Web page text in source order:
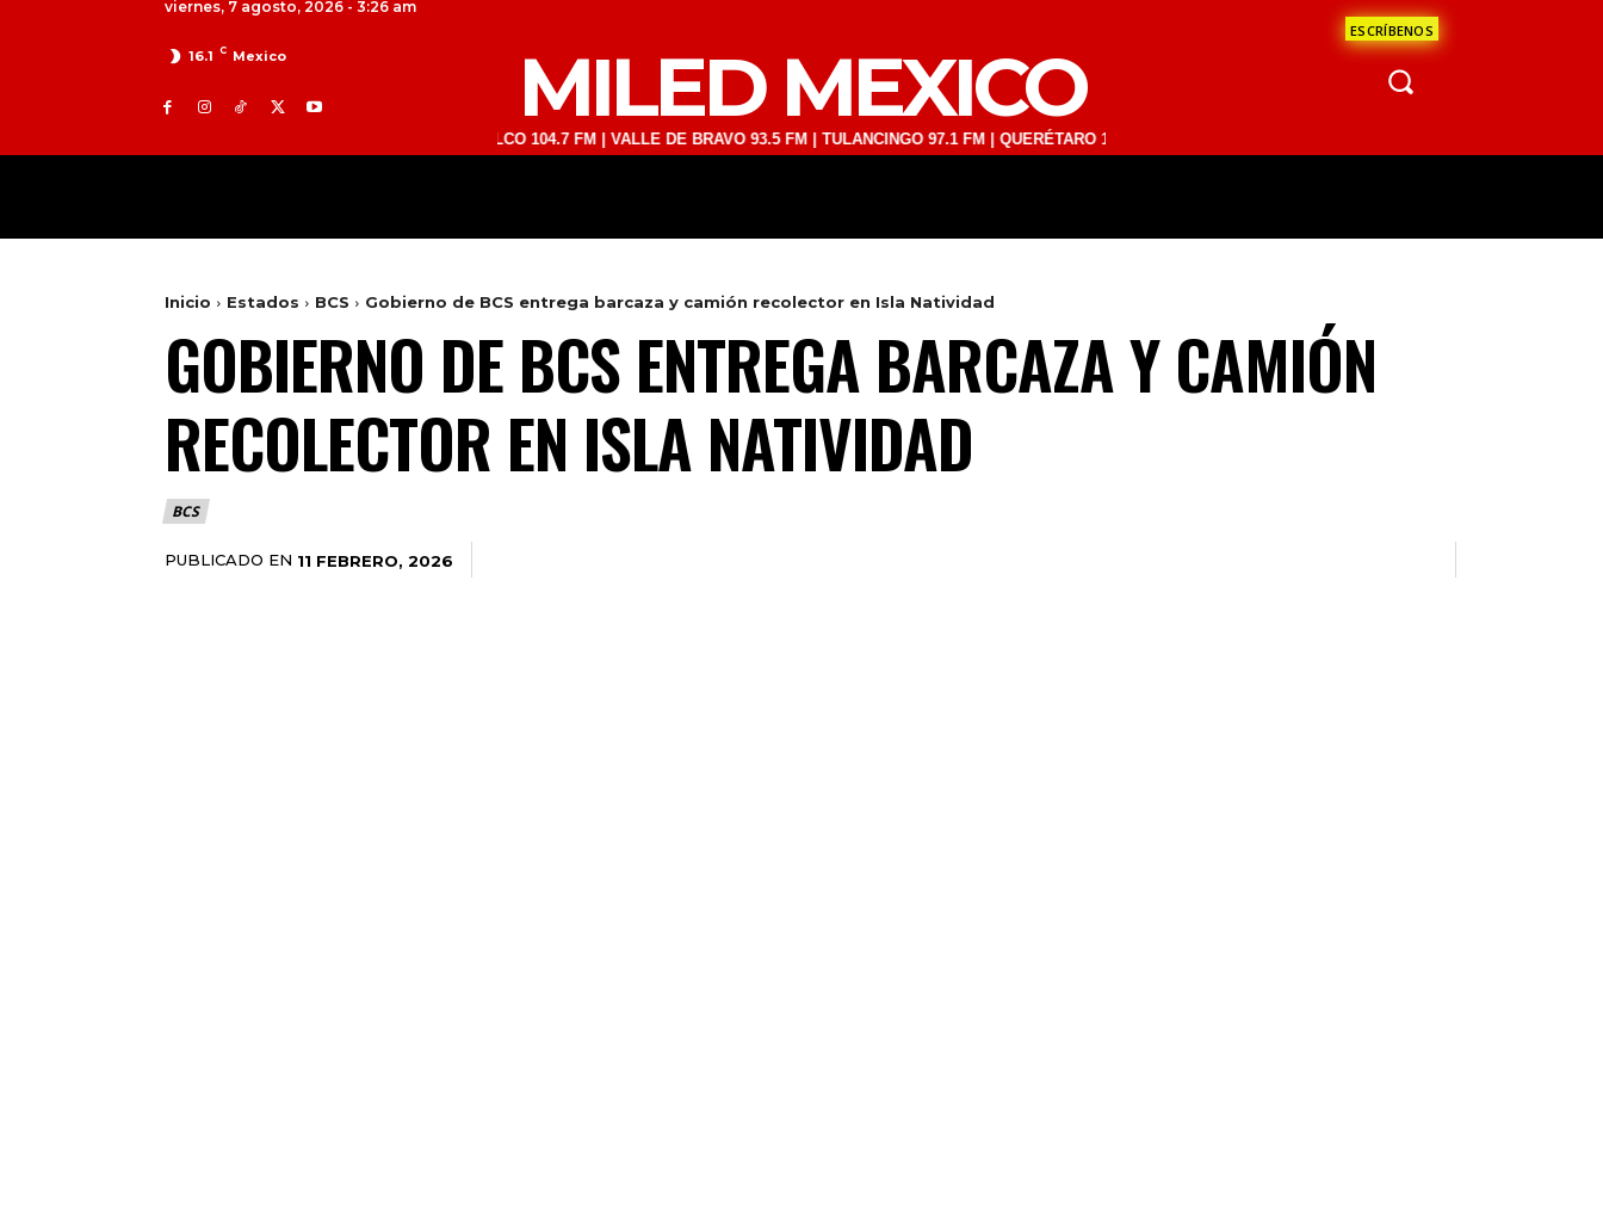
viernes, 7 agosto, 2026 - 3:26 am
ESCRÍBENOS
16.1 C Mexico MILED MEXICO
TOLUCA 98.9 FM | ATLACOMULCO 104.7 FM | VALLE DE BRAVO 93.5 FM | TULANCINGO 97.1 FM | QUERÉTARO 103.1 FM | SAN JUAN DEL RÍO 93.1 FM | GUADALAJARA 1510 AM | LA
Inicio Estados BCS Gobierno de BCS entrega barcaza y camión recolector en Isla Natividad
GOBIERNO DE BCS ENTREGA BARCAZA Y CAMIÓN
RECOLECTOR EN ISLA NATIVIDAD
BCS
PUBLICADO EN 11 FEBRERO, 2026